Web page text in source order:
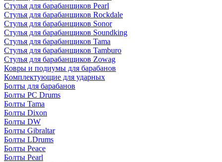
Стулья для барабанщиков Pearl
Стулья для барабанщиков Rockdale
Стулья для барабанщиков Sonor
Стулья для барабанщиков Soundking
Стулья для барабанщиков Tama
Стулья для барабанщиков Tamburo
Стулья для барабанщиков Zowag
Ковры и подиумы для барабанов
Комплектующие для ударных
Болты для барабанов
Болты PC Drums
Болты Tama
Болты Dixon
Болты DW
Болты Gibraltar
Болты LDrums
Болты Peace
Болты Pearl